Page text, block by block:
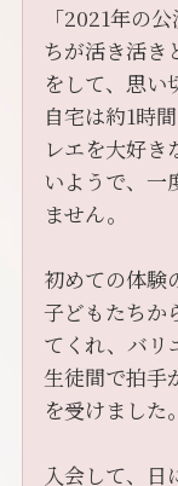
「2021年の
ちが活き活き
をして、思い
自宅は約1時
レエを大好き
いようで、一
ません。
初めての体験
子どもたちか
てくれ、バリ
生徒間で拍手
を受けました。
入会して、日